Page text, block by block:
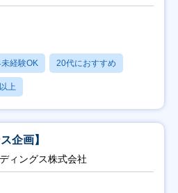
経験OK 20代におすすめ
上
企画】
ィングス株式会社